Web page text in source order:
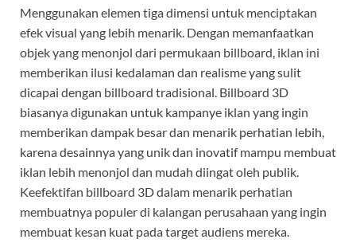
Menggunakan elemen tiga dimensi untuk menciptakan
efek visual yang lebih menarik. Dengan memanfaatkan
objek yang menonjol dari permukaan billboard, iklan ini
memberikan ilusi kedalaman dan realisme yang sulit
dicapai dengan billboard tradisional. Billboard 3D
biasanya digunakan untuk kampanye iklan yang ingin
memberikan dampak besar dan menarik perhatian lebih,
karena desainnya yang unik dan inovatif mampu membuat
iklan lebih menonjol dan mudah diingat oleh publik.
Keefektifan billboard 3D dalam menarik perhatian
membuatnya populer di kalangan perusahaan yang ingin
membuat kesan kuat pada target audiens mereka.